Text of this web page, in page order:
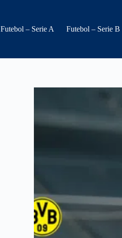
Futebol – Serie A Futebol – Serie B